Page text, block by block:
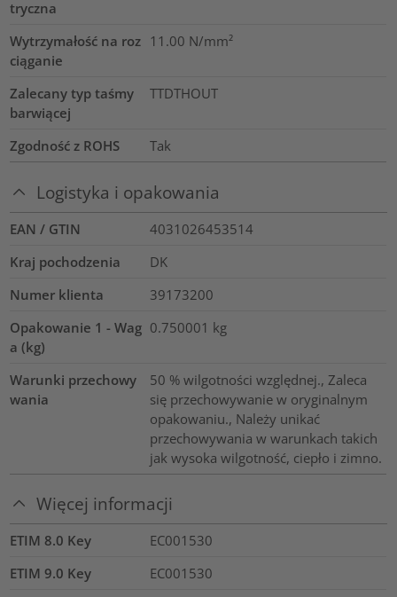
tryczna
Wytrzymałość na roz
ciąganie
11.00 N/mm²
Zalecany typ taśmy
barwiącej
TTDTHOUT
Zgodność z ROHS Tak
Logistyka i opakowania
EAN / GTIN
4031026453514
Kraj pochodzenia
DK
Numer klienta
39173200
Opakowanie 1 - Wag
a (kg)
0.750001 kg
Warunki przechowy
wania
50 % wilgotności względnej., Zaleca
się przechowywanie w oryginalnym
opakowaniu., Należy unikać
przechowywania w warunkach takich
jak wysoka wilgotność, ciepło i zimno.
Więcej informacji
ETIM 8.0 Key
EC001530
ETIM 9.0 Key
EC001530